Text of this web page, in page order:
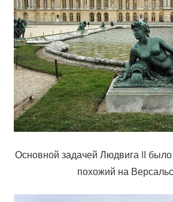
Основной задачей Людвига II было
похожий на